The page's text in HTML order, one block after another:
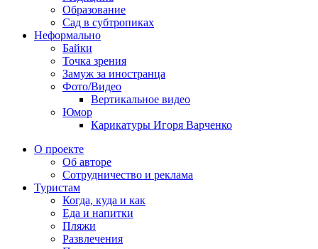
Образование
Сад в субтропиках
Неформально
Байки
Точка зрения
Замуж за иностранца
Фото/Видео
Вертикальное видео
Юмор
Карикатуры Игоря Варченко
О проекте
Об авторе
Сотрудничество и реклама
Туристам
Когда, куда и как
Еда и напитки
Пляжи
Развлечения